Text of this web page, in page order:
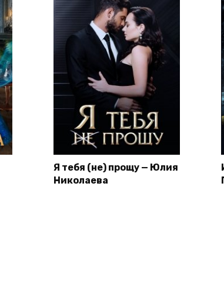
Я тебя (не) прощу — Юлия
Николаева